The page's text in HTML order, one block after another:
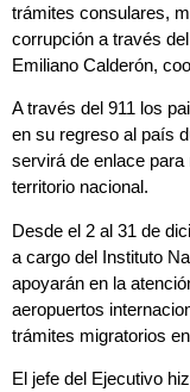
trámites consulares,
corrupción a través
Emiliano Calderón,
A través del 911 los
en su regreso al país
servirá de enlace
territorio nacional.
Desde el 2 al 31 de
a cargo del Instituto
apoyarán en la
aeropuertos
trámites migratorios
El jefe del Ejecutivo